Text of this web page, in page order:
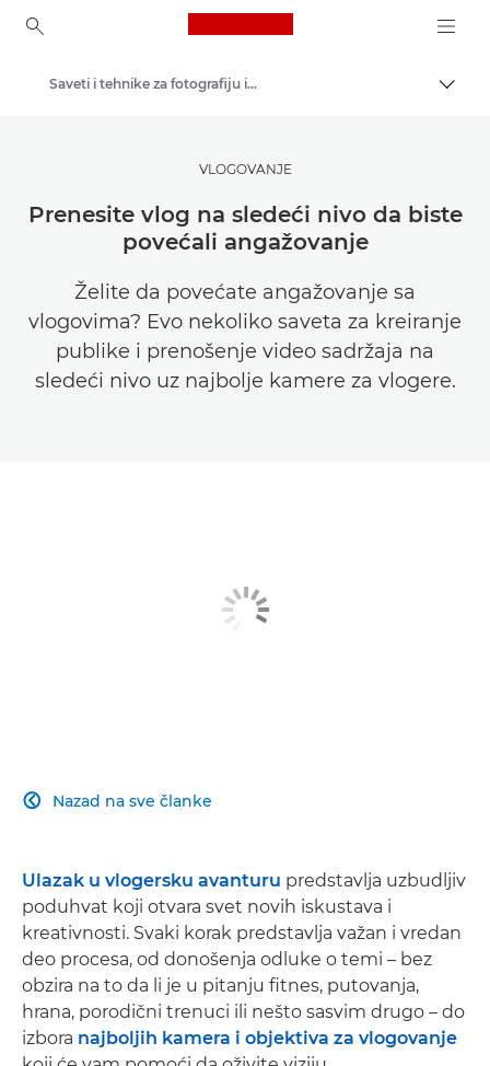
Canon Logo, back to
Pronađite inspiraciju | Saveti za fotografisanje / štampanje i vodiči za kupce
Saveti i tehnike za fotografiju i štampanje
VLOGOVANJE
Prenesite vlog na sledeći nivo da biste
povećali angažovanje
Želite da povećate angažovanje sa
vlogovima? Evo nekoliko saveta za kreiranje
publike i prenošenje video sadržaja na
sledeći nivo uz najbolje kamere za vlogere.
Nazad na sve članke

Ulazak u vlogersku avanturu predstavlja uzbudljiv
poduhvat koji otvara svet novih iskustava i
kreativnosti. Svaki korak predstavlja važan i vredan
deo procesa, od donošenja odluke o temi – bez
obzira na to da li je u pitanju fitnes, putovanja,
hrana, porodični trenuci ili nešto sasvim drugo – do
izbora najboljih kamera i objektiva za vlogovanje